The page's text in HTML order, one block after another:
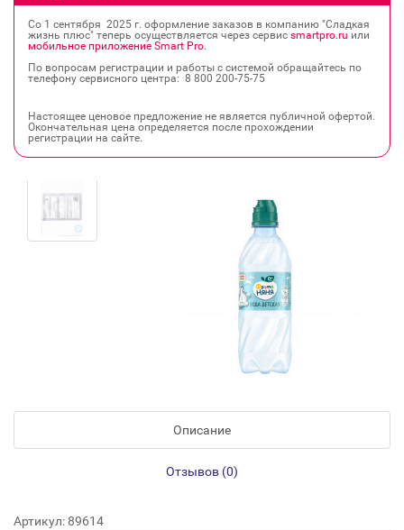
Со 1 сентября 2025 г. оформление заказов в компанию "Сладкая
жизнь плюс" теперь осуществляется через сервис smartpro.ru или
мобильное приложение Smart Pro.
По вопросам регистрации и работы с системой обращайтесь по
телефону сервисного центра: 8 800 200‐75‐75
Настоящее ценовое предложение не является публичной офертой.
Окончательная цена определяется после прохождении
регистрации на сайте.
Описание
Отзывов (0)
Артикул: 89614